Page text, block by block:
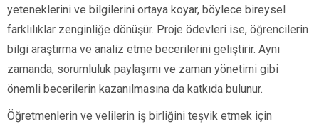
yeteneklerini ve bilgilerini ortaya koyar, böylece bireysel
farklılıklar zenginliğe dönüşür. Proje ödevleri ise, öğrencilerin
bilgi araştırma ve analiz etme becerilerini geliştirir. Aynı
zamanda, sorumluluk paylaşımı ve zaman yönetimi gibi
önemli becerilerin kazanılmasına da katkıda bulunur.
Öğretmenlerin ve velilerin iş birliğini teşvik etmek için